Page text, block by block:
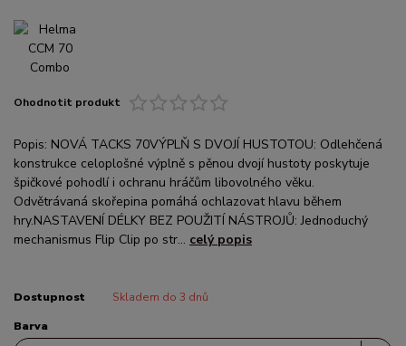
Ohodnotit produkt
Popis: NOVÁ TACKS 70VÝPLŇ S DVOJÍ HUSTOTOU: Odlehčená
konstrukce celoplošné výplně s pěnou dvojí hustoty poskytuje
špičkové pohodlí i ochranu hráčům libovolného věku.
Odvětrávaná skořepina pomáhá ochlazovat hlavu během
hry.NASTAVENÍ DÉLKY BEZ POUŽITÍ NÁSTROJŮ: Jednoduchý
mechanismus Flip Clip po str... celý popis
Dostupnost Skladem do 3 dnů
Barva